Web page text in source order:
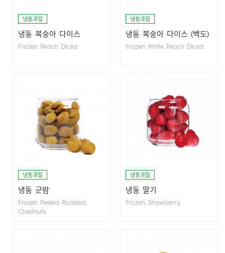
냉동과일
냉동 복숭아 다이스
Frozen Peach Diced
냉동과일
냉동 복숭아 다이스 (백도)
Frozen White Peach Diced
냉동과일
냉동 군밤
Frozen Peeled Roasted
Chestnuts
냉동과일
냉동 딸기
Frozen Strawberry